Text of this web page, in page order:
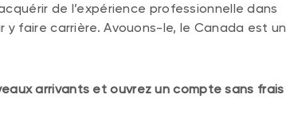
de l’expérience professionnelle dans
faire carrière. Avouons-le, le Canada est un
arrivants et ouvrez un compte sans frais